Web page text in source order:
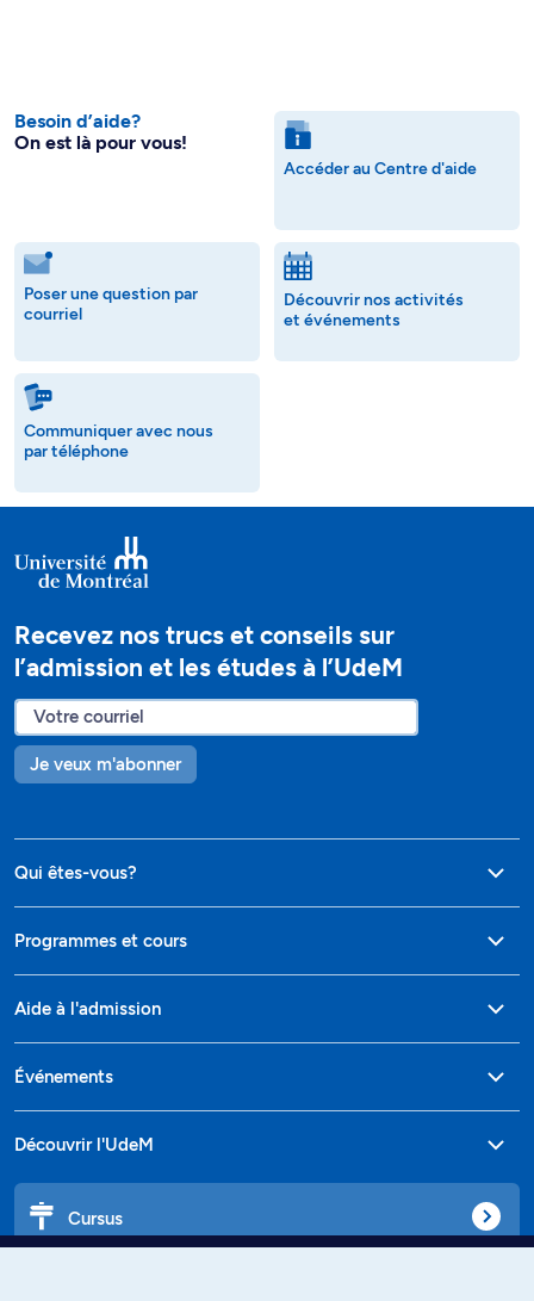
Besoin d’aide?
On est là pour vous!
Accéder au Centre d'aide
Poser une question par
courriel
Découvrir nos activités
et événements
Communiquer avec nous
par téléphone
Recevez nos trucs et conseils sur
l’admission et les études à l’UdeM
Je veux m'abonner
Qui êtes-vous?
Programmes et cours
Aide à l'admission
Événements
Découvrir l'UdeM
Cursus